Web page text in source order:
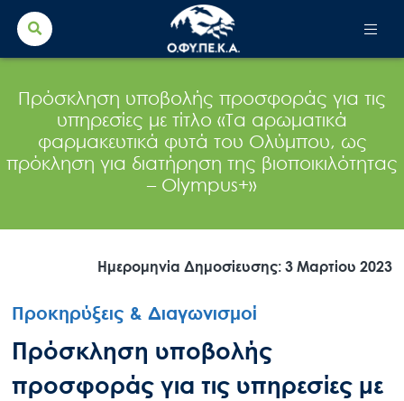
Search
for:
Πρόσκληση υποβολής προσφοράς για τις
υπηρεσίες με τίτλο «Τα αρωματικά
φαρμακευτικά φυτά του Ολύμπου, ως
πρόκληση για διατήρηση της βιοποικιλότητας
– Olympus+»
Ημερομηνία Δημοσίευσης: 3 Μαρτίου 2023
Προκηρύξεις & Διαγωνισμοί
Πρόσκληση υποβολής
προσφοράς για τις υπηρεσίες με